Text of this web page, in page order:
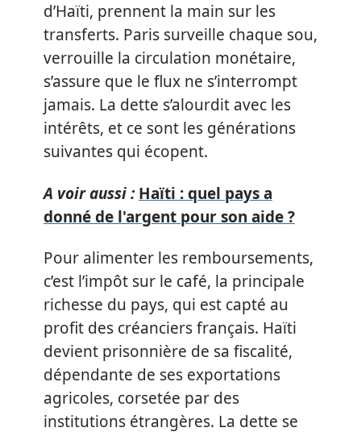
d’Haïti, prennent la main sur les
transferts. Paris surveille chaque sou,
verrouille la circulation monétaire,
s’assure que le flux ne s’interrompt
jamais. La dette s’alourdit avec les
intérêts, et ce sont les générations
suivantes qui écopent.
A voir aussi : Haïti : quel pays a
donné de l'argent pour son aide ?
Pour alimenter les remboursements,
c’est l’impôt sur le café, la principale
richesse du pays, qui est capté au
profit des créanciers français. Haïti
devient prisonnière de sa fiscalité,
dépendante de ses exportations
agricoles, corsetée par des
institutions étrangères. La dette se